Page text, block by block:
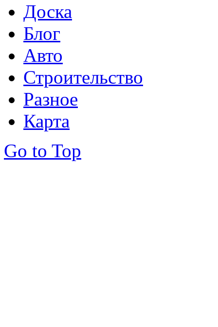
Доска
Блог
Авто
Строительство
Разное
Карта
Go to Top